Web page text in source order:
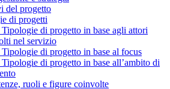
del progetto
di progetti
di progetto in base agli attori
nel servizio
di progetto in base al focus
di progetto in base all’ambito di
ruoli e figure coinvolte